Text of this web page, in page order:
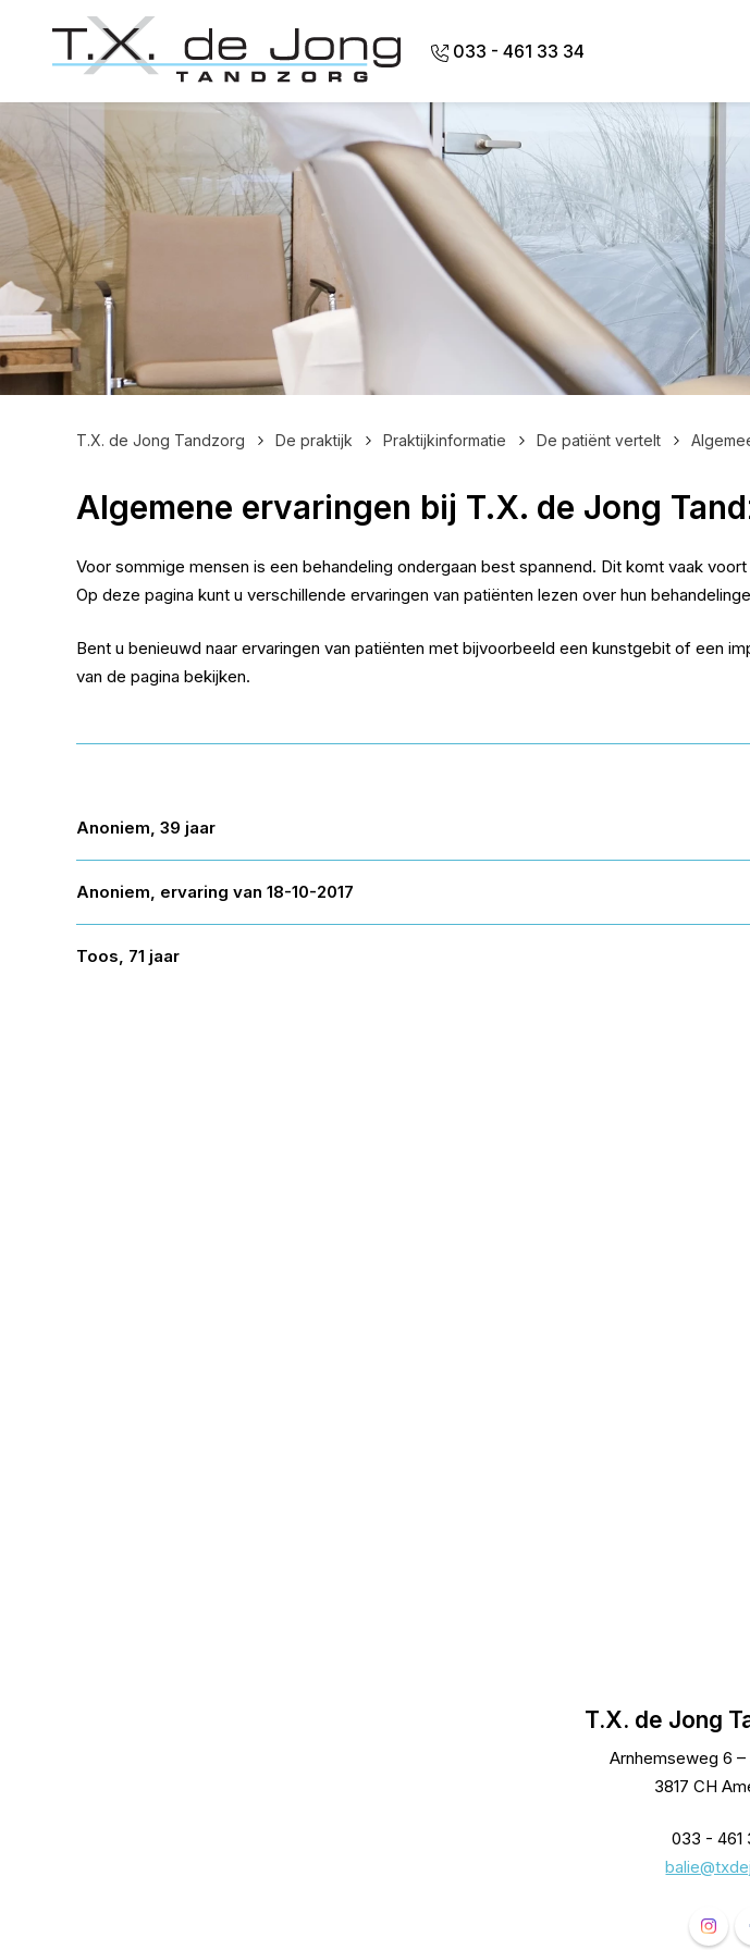
Overslaan en naar de inhoud gaan
033 - 461 33 34
T.X. de Jong Tandzorg De praktijk Praktijkinformatie De patiënt vertelt
Algemene ervaringen bij T.X. de Jong
Voor sommige mensen is een behandeling ondergaan best spannend. Dit komt vaak
Op deze pagina kunt u verschillende ervaringen van patiënten lezen over hun
Bent u benieuwd naar ervaringen van patiënten met bijvoorbeeld een kunstgebit of een
van de pagina bekijken.
Anoniem, 39 jaar
Anoniem, ervaring van 18-10-2017
Toos, 71 jaar
T.X. de Jong
Arnhemseweg 6
3817 CH
033 - 461